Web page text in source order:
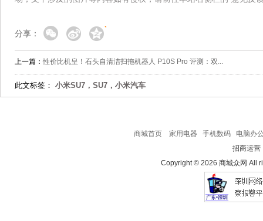
分享：
上一篇：性价比机皇！石头自清洁扫拖机器人 P10S Pro 评测：双...
此文标签：小米SU7，SU7，小米汽车
商城首页 家用电器 手机数码
电脑办
招商运营
Copyright © 2026 商城众网 All